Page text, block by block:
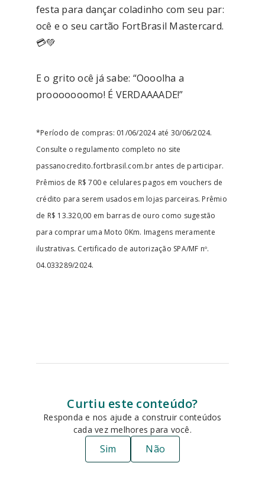
festa para dançar coladinho com seu par:
ocê e o seu cartão FortBrasil Mastercard.
💳💚
E o grito ocê já sabe: “Oooolha a
prooooooomo! É VERDAAAADE!”
*Período de compras: 01/06/2024 até 30/06/2024.
Consulte o regulamento completo no site
passanocredito.fortbrasil.com.br antes de participar.
Prêmios de R$ 700 e celulares pagos em vouchers de
crédito para serem usados em lojas parceiras. Prêmio
de R$ 13.320,00 em barras de ouro como sugestão
para comprar uma Moto 0Km. Imagens meramente
ilustrativas. Certificado de autorização SPA/MF nº.
04.033289/2024.
Curtiu este conteúdo?
Responda e nos ajude a construir conteúdos
cada vez melhores para você.
Sim Não